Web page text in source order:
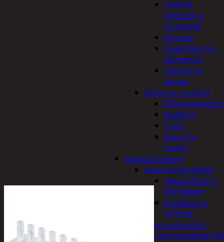
Sakkelit,
pylpyrät ja
tarvikkeet
Saranat
Vaijerilukot ja
klemmarit
Vetimet ja
kahvat
Ruuvit ja mutterit
Mutterit
Pultit
Ruuvit ja
naulat
Sähkötarvikkeet
Asennustarvikkeet
Nippusiteet ja
kiinnikkeet
Sulakkeet ja
liittimet
Asennuskaapelit